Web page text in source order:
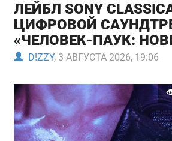
ЛЕЙБЛ SONY
ЦИФРОВОЙ
«ЧЕЛОВЕК-ПАУК:
D!ZZY, 3 АВГУСТА 2026, 19:06